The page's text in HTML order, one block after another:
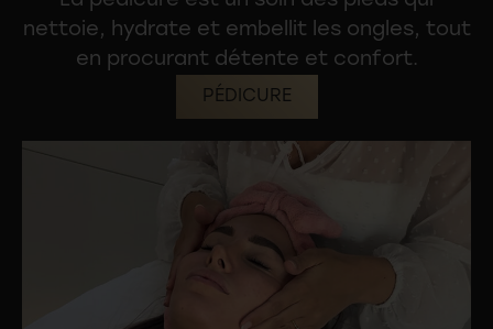
nettoie, hydrate et embellit les ongles, tout
en procurant détente et confort.
PÉDICURE